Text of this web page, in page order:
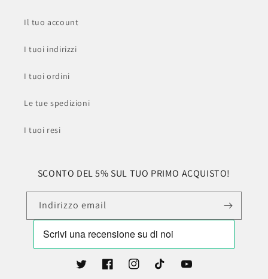
Il tuo account
I tuoi indirizzi
I tuoi ordini
Le tue spedizioni
I tuoi resi
SCONTO DEL 5% SUL TUO PRIMO ACQUISTO!
Indirizzo email
TwitterFacebookInstagramTikTok YouTube